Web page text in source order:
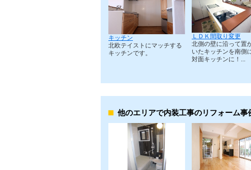
キッチン
北欧テイストにマッチする
キッチンです。
ＬＤＫ間取り変更
北側の壁に沿って置
いたキッチンを南側
対面キッチンに！...
他のエリアで内装工事のリフォーム事